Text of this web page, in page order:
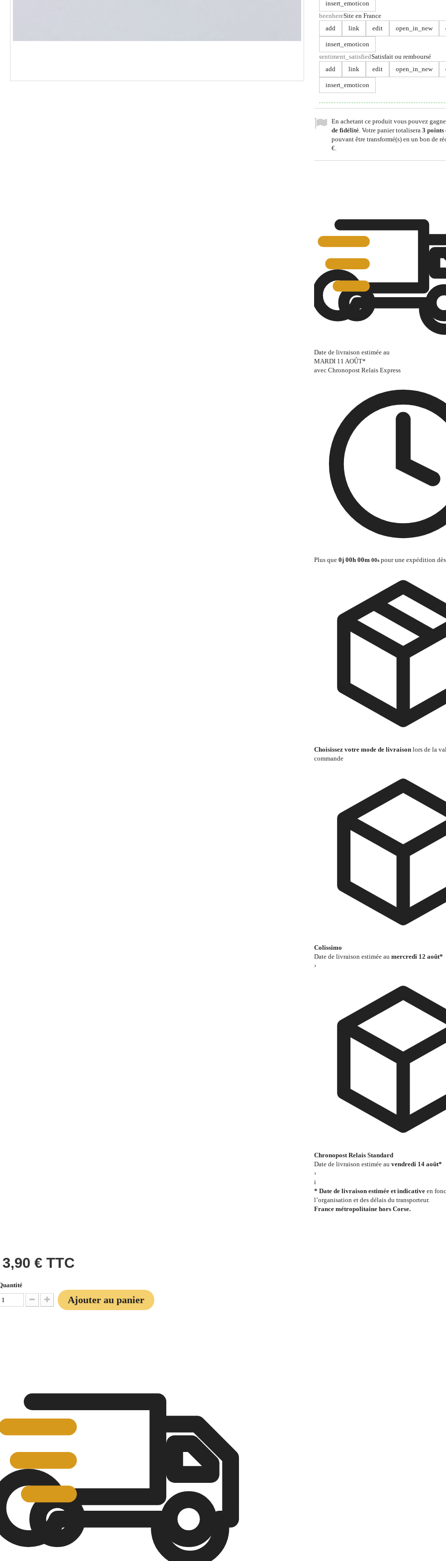
insert_emoticon
beenhereSite en France
add
link edit open_in_new
insert_emoticon
sentiment_satisfiedSatisfait ou remboursé
add
link edit open_in_new
insert_emoticon
En achetant ce produit vous pouvez
de fidélité. Votre panier totalisera 3 points
pouvant être transformé(s) en un bon de
€.
Date de livraison estimée au
MARDI 11 AOÛT*
avec Chronopost Relais Express
Plus que 0j 00h 00m 00s pour une expédition
Choisissez votre mode de livraison lors de la
commande
Colissimo
Date de livraison estimée au mercredi 12 août*
›
Chronopost Relais Standard
Date de livraison estimée au vendredi 14 août*
›
i
* Date de livraison estimée et indicativeen
l’organisation et des délais du transporteur.
France métropolitaine hors Corse.
3,90 € TTC
Diminuer la quantité
Augmenter la quantité
Ajouter au panier